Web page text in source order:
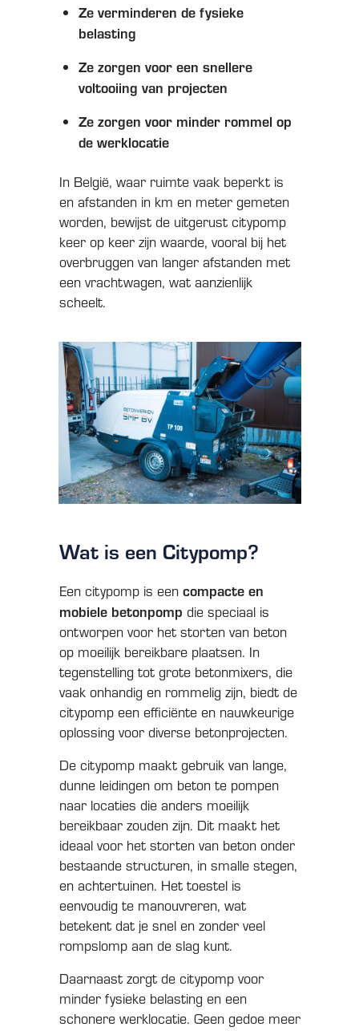
Ze verminderen de fysieke
belasting
Ze zorgen voor een snellere
voltooiing van projecten
Ze zorgen voor minder rommel op
de werklocatie
In België, waar ruimte vaak beperkt is
en afstanden in km en meter gemeten
worden, bewijst de uitgerust citypomp
keer op keer zijn waarde, vooral bij het
overbruggen van langer afstanden met
een vrachtwagen, wat aanzienlijk
scheelt.
Wat is een Citypomp?
Een citypomp is een compacte en
mobiele betonpomp die speciaal is
ontworpen voor het storten van beton
op moeilijk bereikbare plaatsen. In
tegenstelling tot grote betonmixers, die
vaak onhandig en rommelig zijn, biedt de
citypomp een efficiënte en nauwkeurige
oplossing voor diverse betonprojecten.
De citypomp maakt gebruik van lange,
dunne leidingen om beton te pompen
naar locaties die anders moeilijk
bereikbaar zouden zijn. Dit maakt het
ideaal voor het storten van beton onder
bestaande structuren, in smalle stegen,
en achtertuinen. Het toestel is
eenvoudig te manouvreren, wat
betekent dat je snel en zonder veel
rompslomp aan de slag kunt.
Daarnaast zorgt de citypomp voor
minder fysieke belasting en een
schonere werklocatie. Geen gedoe meer